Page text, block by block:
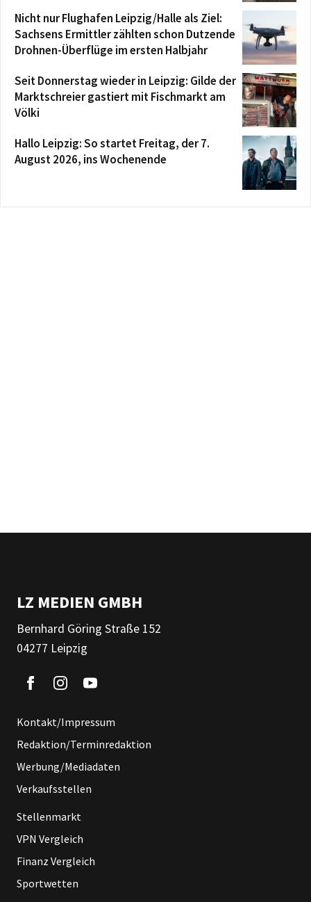
Nicht nur Flughafen Leipzig/Halle als Ziel:
Sachsens Ermittler zählten schon Dutzende
Drohnen-Überflüge im ersten Halbjahr
Seit Donnerstag wieder in Leipzig: Gilde der
Marktschreier gastiert mit Fischmarkt am
Völki
Hallo Leipzig: So startet Freitag, der 7.
August 2026, ins Wochenende
LZ MEDIEN GMBH
Bernhard Göring Straße 152
04277 Leipzig
Kontakt/Impressum
Redaktion/Terminredaktion
Werbung/Mediadaten
Verkaufsstellen
Stellenmarkt
VPN Vergleich
Finanz Vergleich
Sportwetten